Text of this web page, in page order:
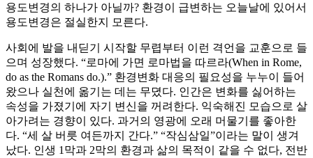
용도변경의 하나가 아닐까? 환경이 급변하는 오늘날에 있어서
용도변경은 절실한지 모른다.
사회에 발을 내딛기 시작할 무렵부터 이런 격언을 교훈으로 들
으며 성장했다. “로마에 가면 로마법을 따르라(When in Rome,
do as the Romans do.).” 환경변화 대응의 필요성을 누누이 들어
왔으나 실천에 옮기는 데는 무뎠다. 인간은 변화를 싫어하는
속성을 가졌기에 자기 변신을 꺼려한다. 익숙해진 모습으로 살
아가려는 경향이 있다. 과거의 영광에 오래 머물기를 좋아한
다. “세 살 버릇 여든까지 간다.” “작심삼일”이라는 말이 생겨
났다. 인생 1막과 2막의 환경과 삶의 목적이 같을 수 없다, 전반